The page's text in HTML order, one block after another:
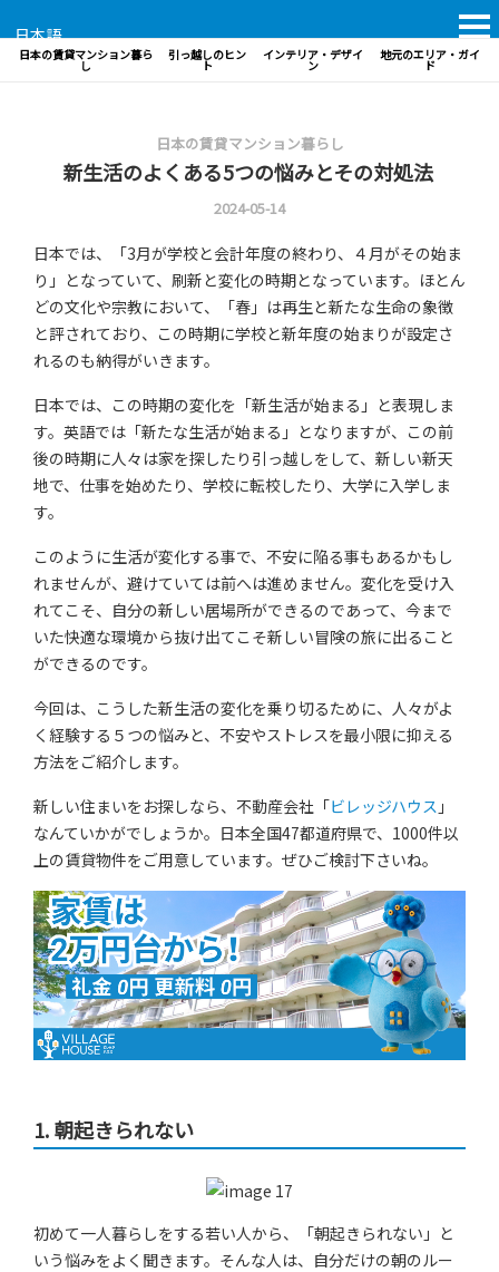
日本の賃貸マンション暮ら
し
引っ越しのヒン
ト
インテリア・デザイ
ン
地元のエリア・ガイ
ド
日本語
日本の賃貸マンション暮らし
新生活のよくある5つの悩みとその対処法
2024-05-14
日本では、「3月が学校と会計年度の終わり、４月がその始ま
り」となっていて、刷新と変化の時期となっています。ほとん
どの文化や宗教において、「春」は再生と新たな生命の象徴
と評されており、この時期に学校と新年度の始まりが設定さ
れるのも納得がいきます。
日本では、この時期の変化を「新生活が始まる」と表現しま
す。英語では「新たな生活が始まる」となりますが、この前
後の時期に人々は家を探したり引っ越しをして、新しい新天
地で、仕事を始めたり、学校に転校したり、大学に入学しま
す。
このように生活が変化する事で、不安に陥る事もあるかもし
れませんが、避けていては前へは進めません。変化を受け入
れてこそ、自分の新しい居場所ができるのであって、今まで
いた快適な環境から抜け出てこそ新しい冒険の旅に出ること
ができるのです。
今回は、こうした新生活の変化を乗り切るために、人々がよ
く経験する５つの悩みと、不安やストレスを最小限に抑える
方法をご紹介します。
新しい住まいをお探しなら、不動産会社「ビレッジハウス 」
なんていかがでしょうか。日本全国47都道府県で、1000件以
上の賃貸物件をご用意しています。ぜひご検討下さいね。
1.朝起きられない
初めて一人暮らしをする若い人から、「朝起きられない」と
いう悩みをよく聞きます。そんな人は、自分だけの朝のルー